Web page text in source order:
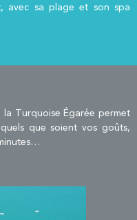
avec sa plage et son spa
Turquoise Égarée permet
que soient vos goûts,